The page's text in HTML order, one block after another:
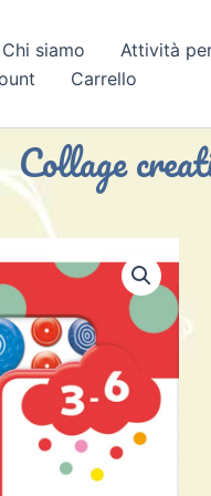
Chi siamo Attività
Carrello
Collage